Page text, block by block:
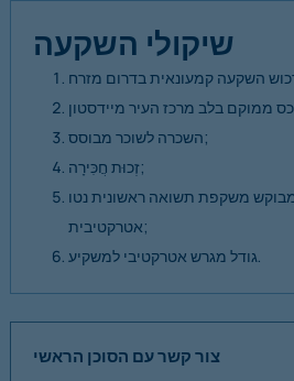
שיקולי השקעה
השכרה לשוכר מבוסס;
זְכוּת חֲכִּירָה;
משקפת תשואה ראשונית נטו
אטרקטיבית;
צור קשר עם הסוכן הראשי